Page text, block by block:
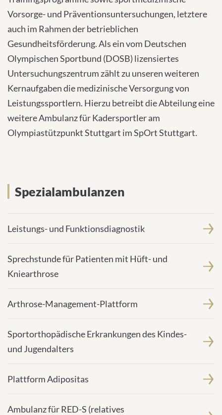
Vorsorge- und Präventionsuntersuchungen, letztere
auch im Rahmen der betrieblichen
Gesundheitsförderung. Als ein vom Deutschen
Olympischen Sportbund (DOSB) lizensiertes
Untersuchungszentrum zählt zu unseren weiteren
Kernaufgaben die medizinische Versorgung von
Leistungssportlern. Hierzu betreibt die Abteilung eine
weitere Ambulanz für Kadersportler am
Olympiastützpunkt Stuttgart im SpOrt Stuttgart.
Spezialambulanzen
Leistungs- und Funktionsdiagnostik
Sprechstunde für Patienten mit Hüft- und
Kniearthrose
Arthrose-Management-Plattform
Sportorthopädische Erkrankungen des Kindes-
und Jugendalters
Plattform Adipositas
Ambulanz für RED-S (relatives